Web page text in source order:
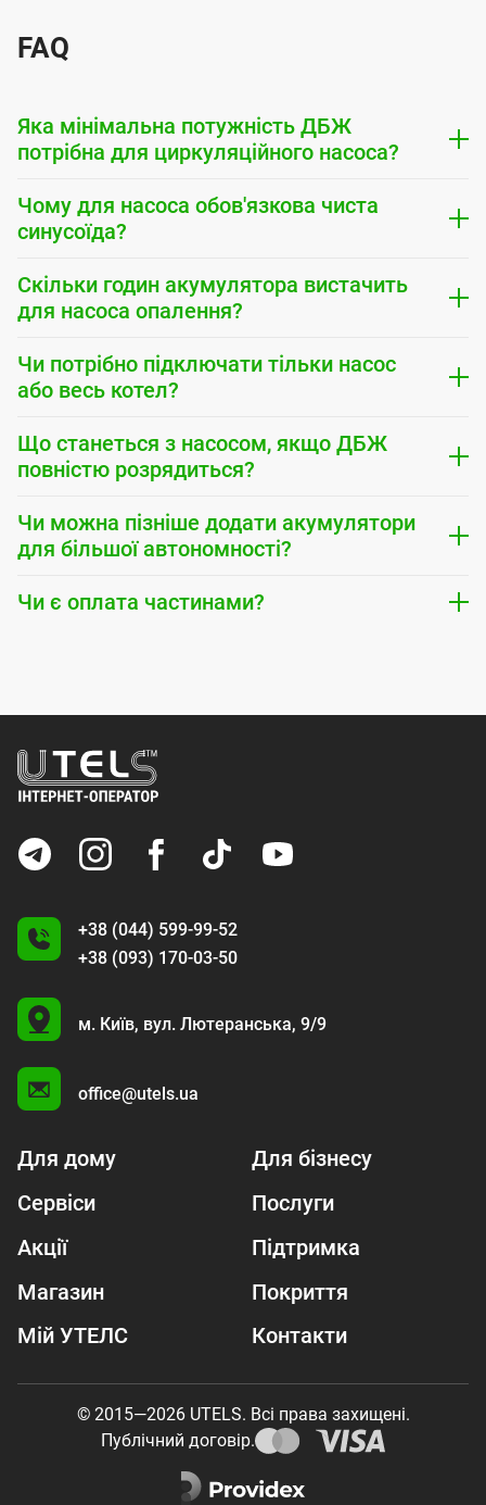
FAQ
Яка мінімальна потужність ДБЖ
потрібна для циркуляційного насоса?
Чому для насоса обов'язкова чиста
синусоїда?
Скільки годин акумулятора вистачить
для насоса опалення?
Чи потрібно підключати тільки насос
або весь котел?
Що станеться з насосом, якщо ДБЖ
повністю розрядиться?
Чи можна пізніше додати акумулятори
для більшої автономності?
Чи є оплата частинами?
+38 (044) 599-99-52
+38 (093) 170-03-50
U
м. Київ, вул. Лютеранська, 9/9
office@utels.ua
Для дому
Для бізнесу
Сервіси
Послуги
Акції
Підтримка
Магазин
Покриття
Мій УТЕЛС
Контакти
© 2015—2026 UTELS. Всі права захищені.
Публічний договір.